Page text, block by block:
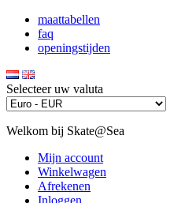
maattabellen
faq
openingstijden
Selecteer uw valuta
Welkom bij Skate@Sea
Mijn account
Winkelwagen
Afrekenen
Inloggen